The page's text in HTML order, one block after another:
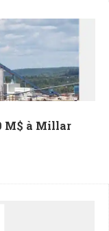
M$ à Millar